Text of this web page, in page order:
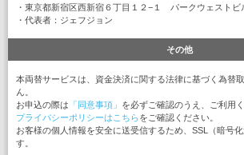
・東京都新宿区西新宿６丁目１２−１ パークウェストビ
・代表者：ジェフジョン
その他
本両替サービスは、資金決済に関する法律に基づく為替
ん。
お申込の際は 「同意事項」 を必ずご確認のうえ、ご利用く
プライバシーポリシーはこちらをご確認ください。
お客様の個人情報を安全に送受信するため、SSL（暗号
す。